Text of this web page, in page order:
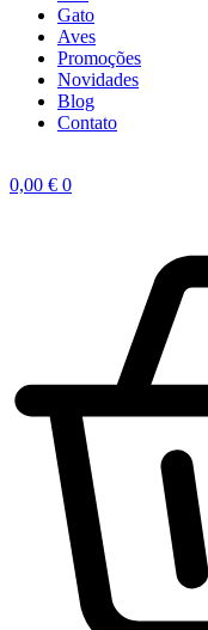
Gato
Aves
Promoções
Novidades
Blog
Contato
0,00 € 0